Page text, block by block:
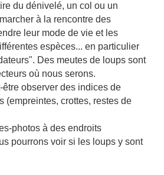
du dénivelé, un col ou un
à la rencontre des
leur mode de vie et les
espèces... en particulier
Des meutes de loups sont
où nous serons.
être observer des indices de
(empreintes, crottes, restes de
photos à des endroits
pourrons voir si les loups y sont